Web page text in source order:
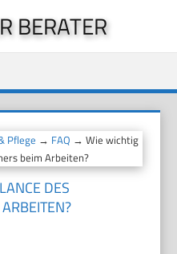
BERATER
Pflege → FAQ → Wie wichtig
beim Arbeiten?
DES